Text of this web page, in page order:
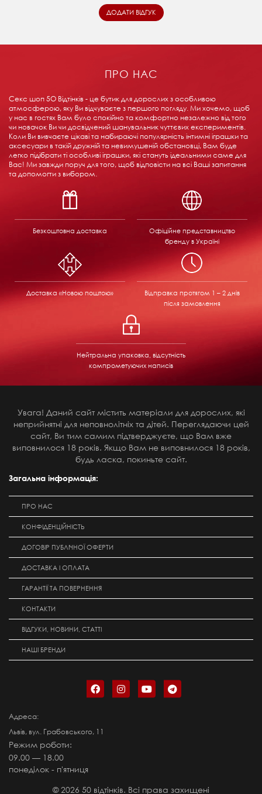
ПРО НАС
Секс шоп 5О Відтінків - це бутик для дорослих з особливою
атмосферою, яку Ви відчуваєте з першого погляду. Ми хочемо, щоб
у нас в гостях Вам було спокійно та комфортно незалежно від того
чи новачок Ви чи досвідчений шанувальник чуттєвих експериментів.
Коли Ви вивчаєте цікаві та набираючі популярність інтимні іграшки та
аксесуари в такій дружній та невимушеній обстановці, Вам буде
легко підібрати ті особливі іграшки, які стануть ідеальними саме для
Вас! Ми завжди поруч для того, щоб відповісти на всі Ваші запитання
та допомогти з вибором.
Безкоштовна доставка
Офіційне представництво
бренду в Україні
Доставка «Новою поштою» Відправка протягом 1 – 2 днів
після замовлення
Нейтральна упаковка, відсутність
компрометуючих написів
Увага! Даний сайт містить матеріали для дорослих, які
неприйнятні для неповнолітніх та дітей. Переглядаючи цей
сайт, Ви тим самим підтверджуєте, що Вам вже
виповнилося 18 років. Якщо Вам не виповнилося 18 років,
будь ласка, покиньте сайт.
Загальна інформація:
ПРО НАС
КОНФІДЕНЦІЙНІСТЬ
ДОГОВІР ПУБЛІЧНОЇ ОФЕРТИ
ДОСТАВКА І ОПЛАТА
ГАРАНТІЇ ТА ПОВЕРНЕННЯ
КОНТАКТИ
ВІДГУКИ, НОВИНИ, СТАТТІ
НАШІ БРЕНДИ
Адреса:
Львів, вул. Грабовського, 11
Режим роботи:
09.00 — 18.00
понеділок - п'ятниця
©2026 50 відтінків. Всі права захищені